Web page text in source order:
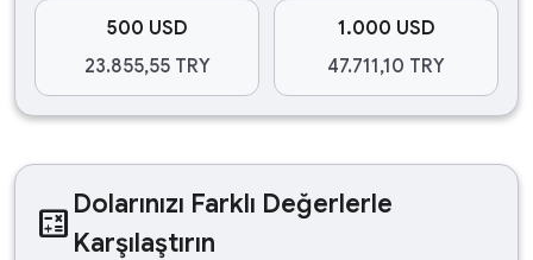
500 USD
23.855,55 TRY
1.000 USD
47.711,10 TRY
calculate Dolarınızı Farklı Değerlerle
Karşılaştırın